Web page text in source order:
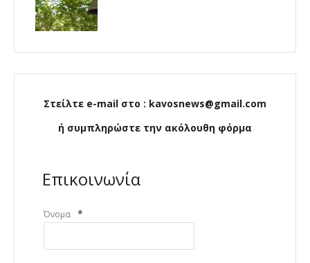
Στείλτε e-mail στο : kavosnews@gmail.com
ή συμπληρώστε την ακόλουθη φόρμα
Επικοινωνία
Όνομα *